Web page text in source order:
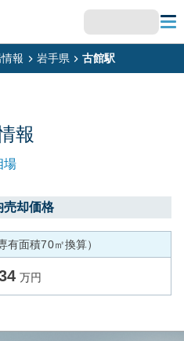
報 岩手県 古館駅
報
場
売却価格
有面積70㎡換算）
万円